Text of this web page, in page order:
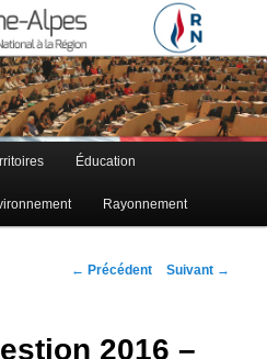
Rhône-Alpes
Auvergne – Rhône-Alpes
Éducation
Rayonnement
Navigation des articles
← Précédent Suivant →
2016 –